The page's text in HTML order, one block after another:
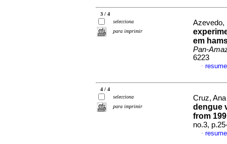
3 / 4
selecciona
para imprimir
Azevedo,
em
Pan-
6223
·
4 / 4
selecciona
para imprimir
Cruz,
dengue
from
no.3,
·